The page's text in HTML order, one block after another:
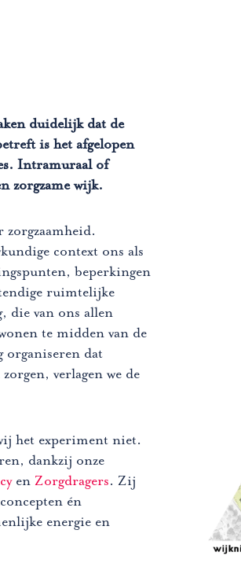
duidelijk dat de
is het afgelopen
Intramuraal of
zorgzame wijk.
zorgzaamheid.
context ons als
beperkingen
ruimtelijke
die van ons allen
te midden van de
organiseren dat
verlagen we de
het experiment niet.
dankzij onze
en Zorgdragers. Zij
én
energie en